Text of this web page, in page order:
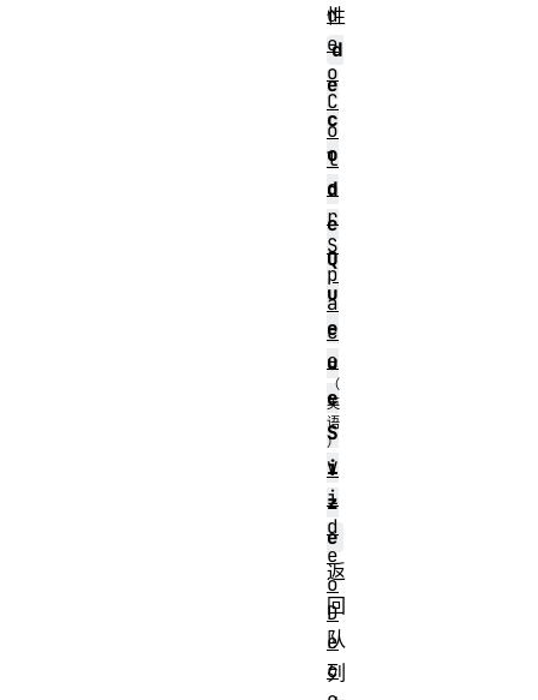
性
d
e
c
o
d
e
Q
u
e
u
e
S
i
z
e
返
回
队
列
d
e
o
C
o
l
o
r
S
p
a
c
e
V
i
d
e
o
D
e
c